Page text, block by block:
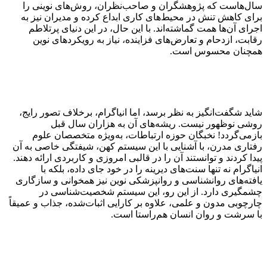
سال‌هاست که پژوهشگران و صاحب‌نظران، روش‌های نوینی را
برای کاهش تنش در محیط‌های کاری ابداع کرده و مدیران نیز به
اجرای آن‌ها همت گماشته‌اند. با این حال، در این دنیای پرتلاطم
رقابت، ازدحام و تعارض‌های فزاینده، نیاز به رویکردهای نوین
همچنان محسوس است.
شاید شگفت‌انگیز به نظر برسد، اما انیاگرام، برخلاف تصور رایج،
روشی نوظهور نیست. ریشه‌های آن به هزاران سال قبل
بازمی‌گردد! نخبگان حوزه ارتباطات، به‌ویژه متخصصان علوم
رفتاری مدرن، با آشنایی با این سیستم کهن، شیفتگی خاصی به آن
پیدا کردند و توانستند آن را در قالبی امروزی و کاربردی ارائه دهند.
انیاگرام نه تنها سنت‌های دیرینه را در خود جای داده، بلکه با
یافته‌های روانشناسی و روانپزشکی نوین نیز همخوانی و سازگاری
چشمگیری دارد. از این رو، این سیستم شخصیت‌شناسی در
چارچوبی مدون و علمی، علاوه بر کارایی اثبات‌شده، جذاب و عمیقاً
با سرشت و روان انسان هم‌راستا است.